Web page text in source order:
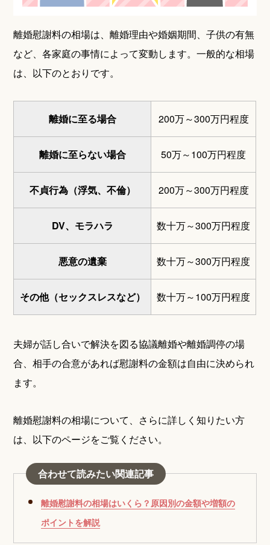
離婚慰謝料の相場は、離婚理由や婚姻期間、子供の有無
など、各家庭の事情によって変動します。一般的な相場
は、以下のとおりです。
離婚に至る場合 200万～300万円程度
離婚に至らない場合 50万～100万円程度
不貞行為（浮気、不倫） 200万～300万円程度
DV、モラハラ 数十万～300万円程度
悪意の遺棄 数十万～300万円程度
その他（セックスレスなど） 数十万～100万円程度
夫婦が話し合いで解決を図る協議離婚や離婚調停の場
合、相手の合意があれば慰謝料の金額は自由に決められ
ます。
離婚慰謝料の相場について、さらに詳しく知りたい方
は、以下のページをご覧ください。
合わせて読みたい関連記事
離婚慰謝料の相場はいくら？原因別の金額や増額の
ポイントを解説